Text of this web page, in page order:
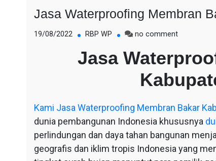
Jasa Waterproofing Membran
19/08/2022 RBP WP no commenton
Membran
Bakar
Kabupaten
Jasa
Kami Jasa Waterproofing Membran Bakar
dunia pembangunan Indonesia khususnya
perlindungan dan daya tahan bangunan
geografis dan iklim tropis Indonesia yang